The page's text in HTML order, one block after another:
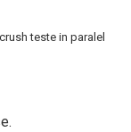
teste in paralel